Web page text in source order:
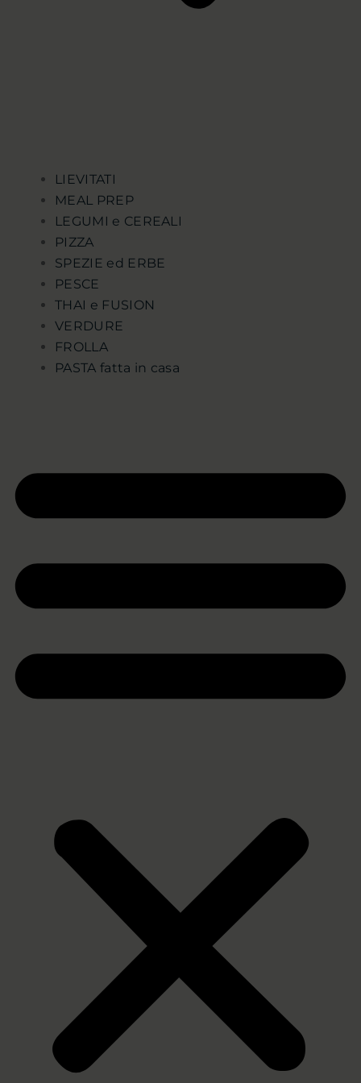
LIEVITATI
MEAL PREP
LEGUMI e CEREALI
PIZZA
SPEZIE ed ERBE
PESCE
THAI e FUSION
VERDURE
FROLLA
PASTA fatta in casa